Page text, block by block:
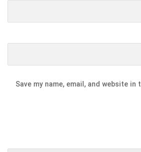
Save my name, email, and website